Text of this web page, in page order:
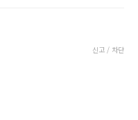
신고 / 차단